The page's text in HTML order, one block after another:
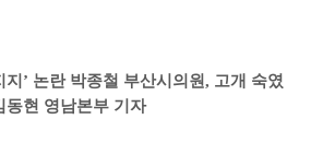
지’ 논란 박종철 부산시의원, 고개 숙였
동현 영남본부 기자